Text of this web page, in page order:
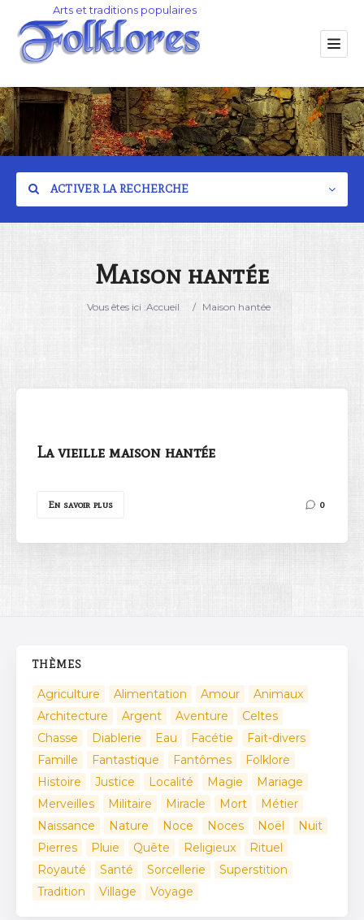
ACTIVER LA RECHERCHE
Catégorie
Maison hantée
Vous êtes ici :Accueil / Maison hantée
La vieille maison hantée
En savoir plus 0
THÈMES
Agriculture Alimentation Amour
Animaux
Architecture
Argent Aventure
Celtes
Chasse
Diablerie Eau Facétie
Fait-divers
Famille
Fantastique Fantômes
Folklore
Histoire
Justice Localité Magie
Mariage
Merveilles
Militaire Miracle Mort
Métier
Naissance
Nature Noce Noces Noël
Nuit
Pierres
Pluie Quête Religieux
Rituel
Royauté
Santé Sorcellerie
Superstition
Tradition
Village Voyage